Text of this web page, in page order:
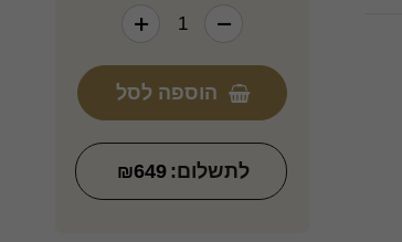
הוספה לסל
לתשלום: 649
₪